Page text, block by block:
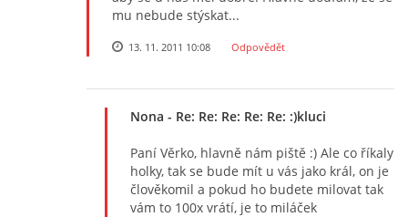
mu nebude stýskat...
13. 11. 2011 10:08 Odpovědět
Nona - Re: Re: Re: Re: Re: :)kluci
Paní Věrko, hlavně nám piště :) Ale co říkaly
holky, tak se bude mít u vás jako král, on je
člověkomil a pokud ho budete milovat tak
vám to 100x vrátí, je to miláček